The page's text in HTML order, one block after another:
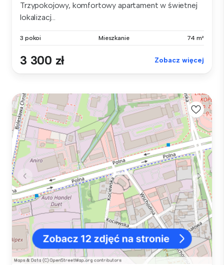
Trzypokojowy, komfortowy apartament w świetnej
lokalizacj...
3 pokoi Mieszkanie 74 m²
3 300 zł Zobacz więcej